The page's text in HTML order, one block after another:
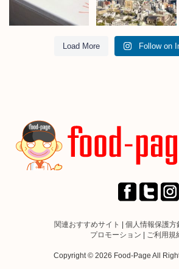
Load More Follow on
関連おすすめサイト 個人情報保護方
プロモーション
ご利用規
Copyright © 2026 Food-Page All